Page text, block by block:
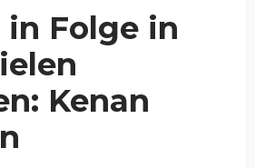
Folge in
Kenan